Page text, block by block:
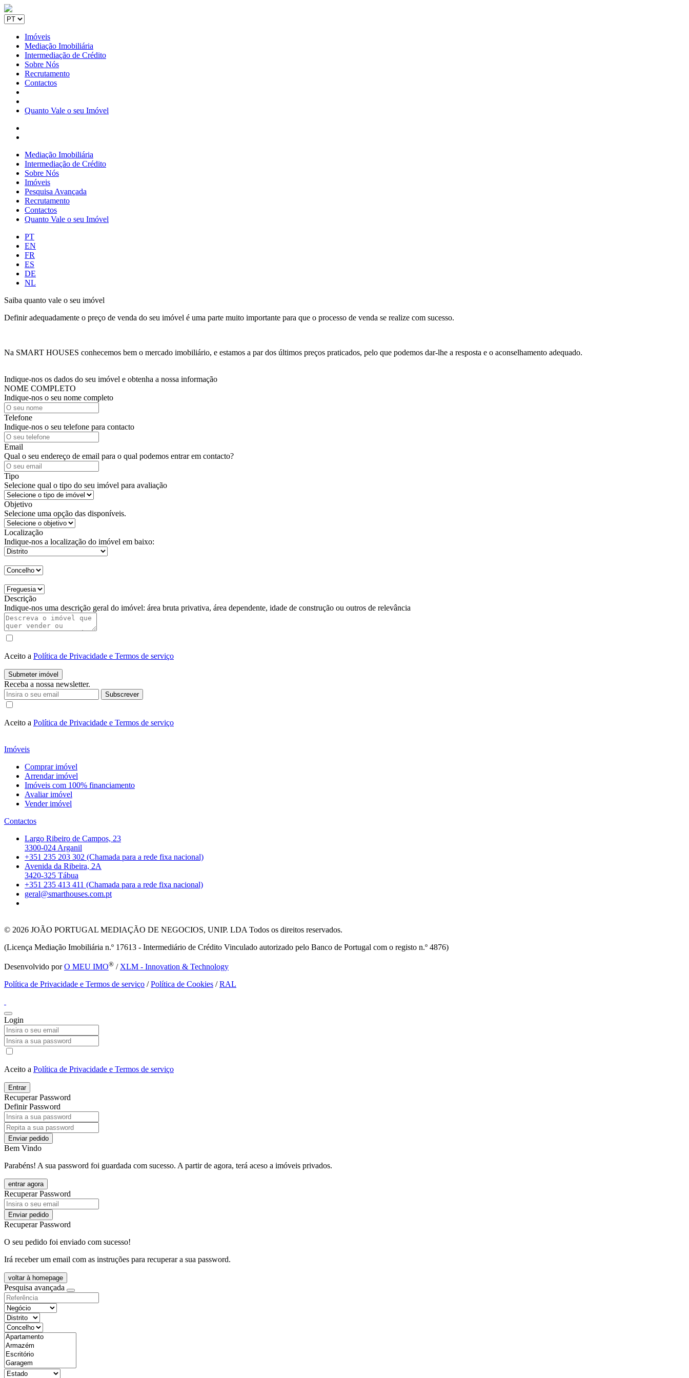
Imóveis
Mediação Imobiliária
Intermediação de Crédito
Sobre Nós
Recrutamento
Contactos
Quanto Vale o seu Imóvel
Mediação Imobiliária
Intermediação de Crédito
Sobre Nós
Imóveis
Pesquisa Avançada
Recrutamento
Contactos
Quanto Vale o seu Imóvel
PT
EN
FR
ES
DE
NL
Saiba quanto vale o seu imóvel
Definir adequadamente o preço de venda do seu imóvel é uma parte muito importante para que o processo de venda se realize com sucesso.
Na SMART HOUSES conhecemos bem o mercado imobiliário, e estamos a par dos últimos preços praticados, pelo que podemos dar-lhe a resposta e o aconselhamento adequado.
Indique-nos os dados do seu imóvel e obtenha a nossa informação
NOME COMPLETO
Indique-nos o seu nome completo
Telefone
Indique-nos o seu telefone para contacto
Email
Qual o seu endereço de email para o qual podemos entrar em contacto?
Tipo
Selecione qual o tipo do seu imóvel para avaliação
Objetivo
Selecione uma opção das disponíveis.
Localização
Indique-nos a localização do imóvel em baixo:
Descrição
Indique-nos uma descrição geral do imóvel: área bruta privativa, área dependente, idade de construção ou outros de relevância
Aceito a Política de Privacidade e Termos de serviço
Submeter imóvel
Receba a nossa newsletter.
Subscrever
Aceito a Política de Privacidade e Termos de serviço
Imóveis
Comprar imóvel
Arrendar imóvel
Imóveis com 100% financiamento
Avaliar imóvel
Vender imóvel
Contactos
Largo Ribeiro de Campos, 23
3300-024 Arganil
+351 235 203 302 (Chamada para a rede fixa nacional)
Avenida da Ribeira, 2A
3420-325 Tábua
+351 235 413 411 (Chamada para a rede fixa nacional)
geral@smarthouses.com.pt
© 2026 JOÃO PORTUGAL MEDIAÇÃO DE NEGOCIOS, UNIP. LDA Todos os direitos reservados.
(Licença Mediação Imobiliária n.º 17613 - Intermediário de Crédito Vinculado autorizado pelo Banco de Portugal com o registo n.º 4876)
Desenvolvido porO MEU IMO® / XLM - Innovation & Technology
Política de Privacidade e Termos de serviço /Política de Cookies /RAL
Login
Aceito a Política de Privacidade e Termos de serviço
Entrar
Recuperar Password
Definir Password
Enviar pedido
Bem Vindo
Parabéns! A sua password foi guardada com sucesso. A partir de agora, terá aceso a imóveis privados.
entrar agora
Recuperar Password
Enviar pedido
Recuperar Password
O seu pedido foi enviado com sucesso!
Irá receber um email com as instruções para recuperar a sua password.
voltar à homepage
Pesquisa avançada